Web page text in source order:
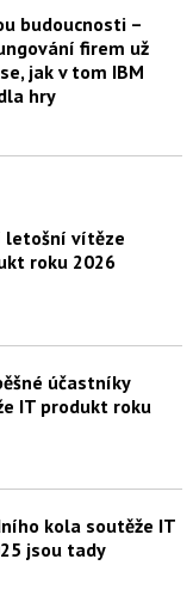
budoucnosti –
firem už
jak v tom IBM
hry
letošní vítěze
roku 2026
účastníky
IT produkt roku
kola soutěže IT
jsou tady